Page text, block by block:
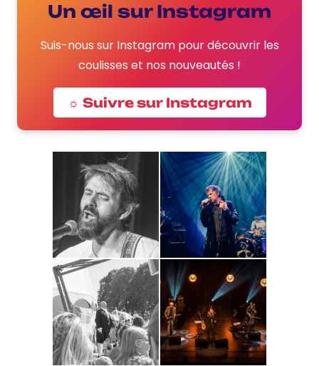
Un œil sur Instagram
Suis-nous sur Instagram pour découvrir les
coulisses et nos nouveautés !
☼ Suivre sur Instagram